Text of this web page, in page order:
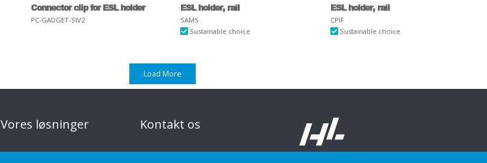
Connector clip for ESL holder
PC-GADGET-SIV2
ESL holder, rail
SAMS
Sustainable choice
ESL holder, rail
CPIF
Sustainable choice
Load More
Vores løsninger
Custom-made
Kontakt os
Privatlivspolitik